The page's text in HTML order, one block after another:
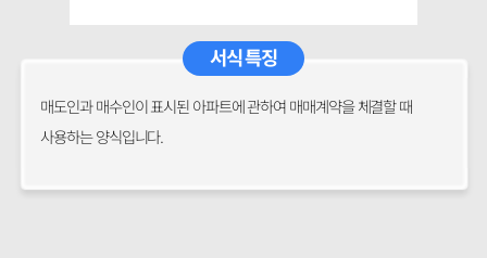
서식 특징
매도인과 매수인이 표시된 아파트에 관하여 매매계약을 체결할 때
사용하는 양식입니다.